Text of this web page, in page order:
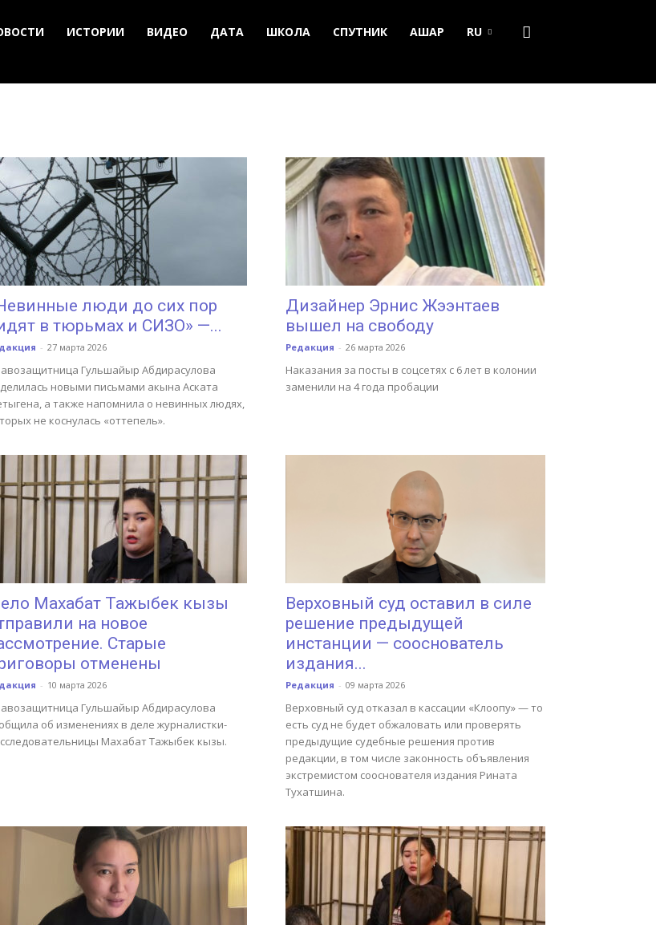
ИСТОРИИ ВИДЕО ДАТА ШКОЛА СПУТНИК АШАР RU
люди до сих пор
в тюрьмах и СИЗО» —...
- 27 марта 2026
Гульшайыр Абдирасулова
новыми письмами акына Аската
а также напомнила о невинных людях,
не коснулась «оттепель».
Дизайнер Эрнис Жээнтаев
вышел на свободу
Редакция - 26 марта 2026
Наказания за посты в соцсетях с 6 лет в колонии
заменили на 4 года пробации
Махабат Тажыбек кызы
на новое
Старые
отменены
- 10 марта 2026
Гульшайыр Абдирасулова
об изменениях в деле журналистки-
Махабат Тажыбек кызы.
Верховный суд оставил в силе
решение предыдущей
инстанции — сооснователь
издания...
Редакция - 09 марта 2026
Верховный суд отказал в кассации «Клоопу» — то
есть суд не будет обжаловать или проверять
предыдущие судебные решения против
редакции, в том числе законность объявления
экстремистом сооснователя издания Рината
Тухатшина.